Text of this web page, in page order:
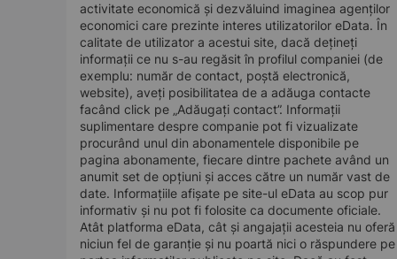
activitate economică și dezvăluind imaginea agenților
economici care prezinte interes utilizatorilor eData. În
calitate de utilizator a acestui site, dacă dețineți
informații ce nu s-au regăsit în profilul companiei (de
exemplu: număr de contact, poștă electronică,
website), aveți posibilitatea de a adăuga contacte
facând click pe „Adăugați contact”. Informații
suplimentare despre companie pot fi vizualizate
procurând unul din abonamentele disponibile pe
pagina abonamente, fiecare dintre pachete având un
anumit set de opțiuni și acces către un număr vast de
date. Informațiile afișate pe site-ul eData au scop pur
informativ și nu pot fi folosite ca documente oficiale.
Atât platforma eData, cât și angajații acesteia nu oferă
niciun fel de garanție și nu poartă nici o răspundere pe